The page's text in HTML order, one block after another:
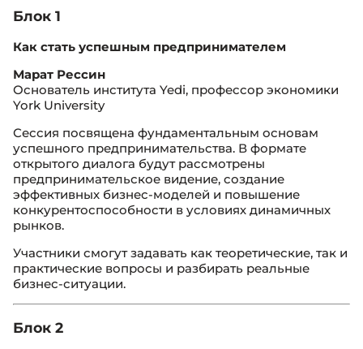
Блок 1
Как стать успешным предпринимателем
Марат Рессин
Основатель института Yedi, профессор экономики
York University
Сессия посвящена фундаментальным основам
успешного предпринимательства. В формате
открытого диалога будут рассмотрены
предпринимательское видение, создание
эффективных бизнес-моделей и повышение
конкурентоспособности в условиях динамичных
рынков.
Участники смогут задавать как теоретические, так и
практические вопросы и разбирать реальные
бизнес-ситуации.
Блок 2